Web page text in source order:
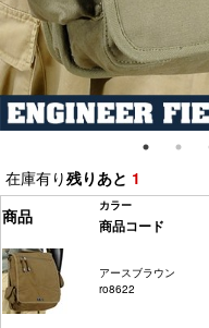
在庫有り残りあと 1
商品
カラー
商品コード
アースブラウン
ro8622